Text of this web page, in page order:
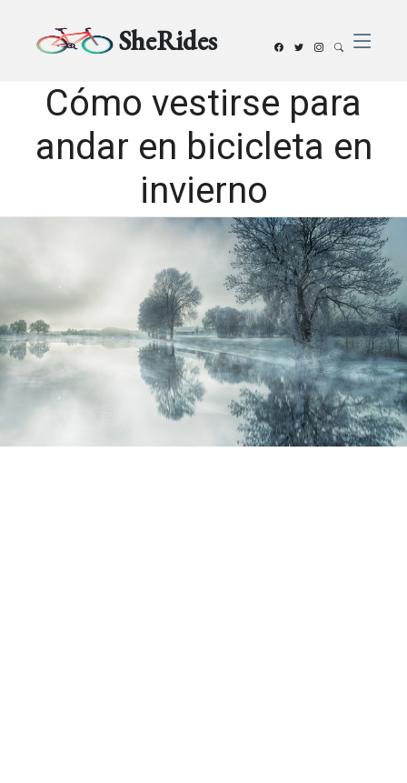
SheRides
Cómo vestirse para
andar en bicicleta en
invierno